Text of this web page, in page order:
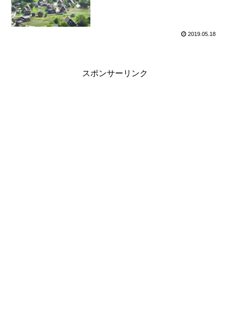
2019.05.18
スポンサーリンク